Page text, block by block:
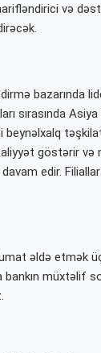
və
bazarında
sırasında
göstərir
edir.
əldə etmək
müxtəlif